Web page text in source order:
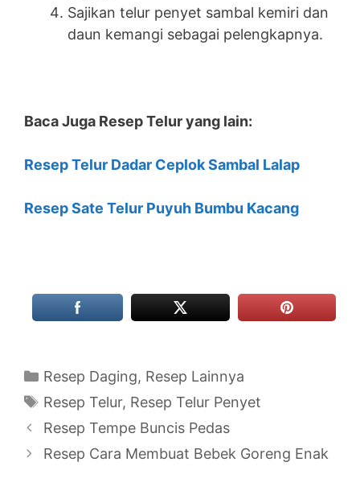
Sajikan telur penyet sambal kemiri dan
daun kemangi sebagai pelengkapnya.
Baca Juga Resep Telur yang lain:
Resep Telur Dadar Ceplok Sambal Lalap
Resep Sate Telur Puyuh Bumbu Kacang
Categories
Resep Daging, Resep Lainnya
Tags
Resep Telur, Resep Telur Penyet
Resep Tempe Buncis Pedas
Resep Cara Membuat Bebek Goreng Enak